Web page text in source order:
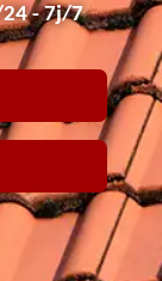
24 - 7j/7